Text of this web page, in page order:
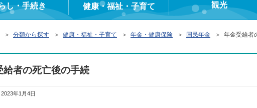
し・手続き 健康・福祉・子育て 観光
＞ 分類から探す ＞ 健康・福祉・子育て ＞ 年金・健康保険 ＞ 国民年金 ＞ 年金受給者
給者の死亡後の手続
2023年1月4日